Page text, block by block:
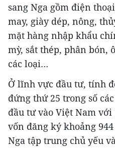
sang Nga gồm điện
may, giày dép, nông,
mặt hàng nhập khẩu
mỳ, sắt thép, phân bón,
các loại…
Ở lĩnh vực đầu tư, tính
đứng thứ 25 trong số
đầu tư vào Việt Nam với
vốn đăng ký khoảng
Nga tập trung chủ yếu